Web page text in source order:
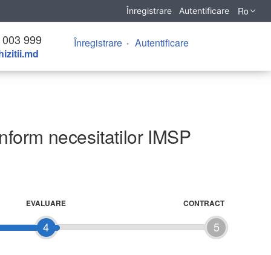
Înregistrare Autentificare Ro
999 Înregistrare Autentificare
necesitatilor IMSP
4
EVALUARE
5
CONTRACT